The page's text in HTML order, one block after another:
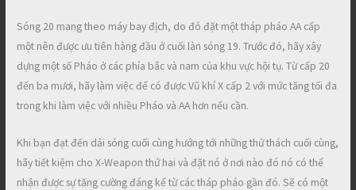
Sóng 20 mang theo máy bay địch, do đó đặt một tháp pháo AA cấp
một nên được ưu tiên hàng đầu ở cuối làn sóng 19. Trước đó, hãy xây
dựng một số Pháo ở các phía bắc và nam của khu vực hội tụ. Từ cấp 20
đến ba mươi, hãy làm việc để có được Vũ khí X cấp 2 với mức tăng tối đa
trong khi làm việc với nhiều Pháo và AA hơn nếu cần.
Khi bạn đạt đến dải sóng cuối cùng hướng tới những thử thách cuối cùng,
hãy tiết kiệm cho X-Weapon thứ hai và đặt nó ở nơi nào đó nó có thể
nhận được sự tăng cường đáng kể từ các tháp pháo gần đó. Sẽ có một